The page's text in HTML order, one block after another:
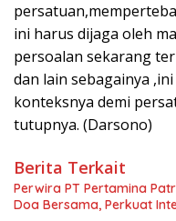
ini harus dijaga oleh
persoalan sekarang
dan lain sebagainya
konteksnya demi
tutupnya. (Darsono)
Berita Terkait
Perwira PT Pertamina
Doa Bersama, Perkuat